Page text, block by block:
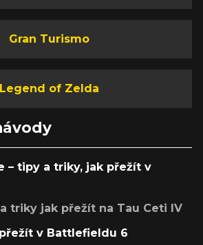
Gran Turismo
Legend of Zelda
– tipy a triky, jak přežít v
triky jak přežít na Tau Ceti IV
v Battlefieldu 6